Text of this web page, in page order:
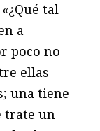
tal
a
poco no
ellas
una tiene
trate un